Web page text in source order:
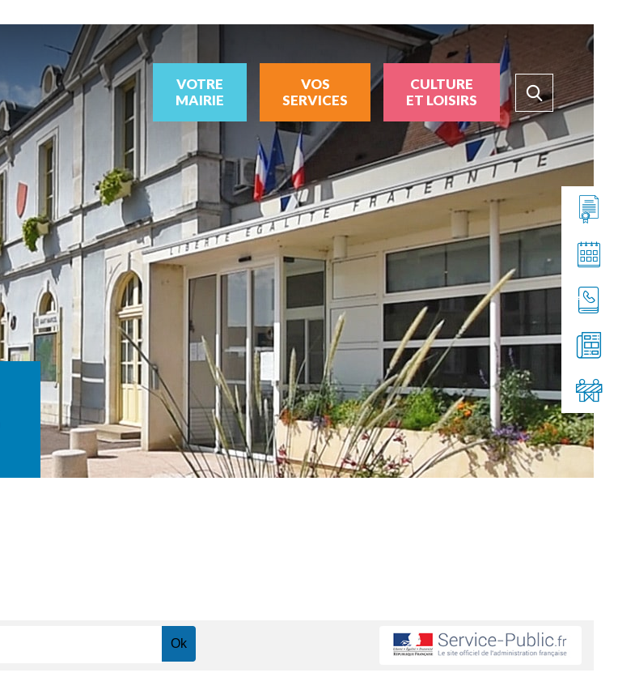
VOTRE
MAIRIE
VOS
SERVICES
CULTURE
ET LOISIRS